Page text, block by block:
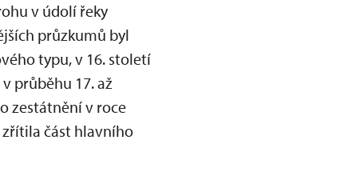
v údolí řeky
průzkumů byl
typu, v 16. století
průběhu 17. až
zestátnění v roce
zřítila část hlavního